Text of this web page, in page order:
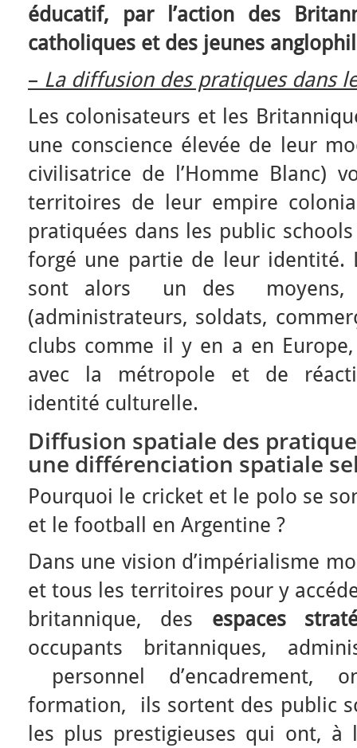
éducatif, par l’action des
catholiques et des jeunes
– La diffusion des pratiques dans
Les colonisateurs et les
une conscience élevée de leur
civilisatrice de l’Homme Blanc)
territoires de leur empire
pratiquées dans les public
forgé une partie de leur identité.
sont alors un des moyens,
(administrateurs, soldats,
clubs comme il y en a en
avec la métropole et de
identité culturelle.
Diffusion spatiale des
une différenciation spatiale
Pourquoi le cricket et le polo se
et le football en Argentine ?
Dans une vision d’impérialisme
et tous les territoires pour y
britannique, des espaces
occupants britanniques,
personnel d’encadrement,
formation, ils sortent des public
les plus prestigieuses qui ont, à